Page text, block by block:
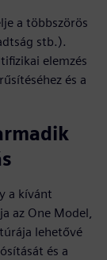
a többszörös
stb.).
elemzés
és a
a kívánt
az One Model,
lehetővé
és a